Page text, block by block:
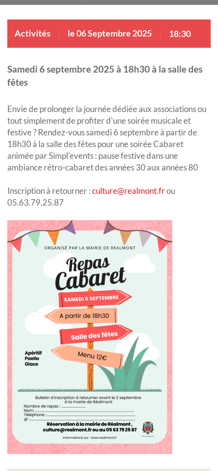
Activités le 06 Septembre 2025 18:30
Samedi 6 septembre 2025 à 18h30 à la salle des
fêtes
Envie de prolonger la journée dédiée aux associations ou
tout simplement de profiter d'une soirée musicale et
festive ? Rendez-vous samedi 6 septembre à partir de
18h30 à la salle des fêtes pour une soirée Cabaret
animée par Simpl'events : pause festive dans une
ambiance rétro-cabaret des années 30 aux années 80
Inscription à retourner :culture@realmont.frou
05.63.79.25.87